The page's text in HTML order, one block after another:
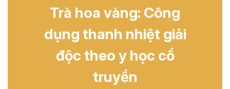
Trà hoa vàng: Công
dụng thanh nhiệt giải
độc theo y học cổ
truyền